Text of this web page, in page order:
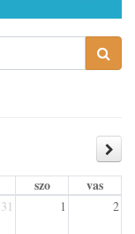
szo vas
31 1 2